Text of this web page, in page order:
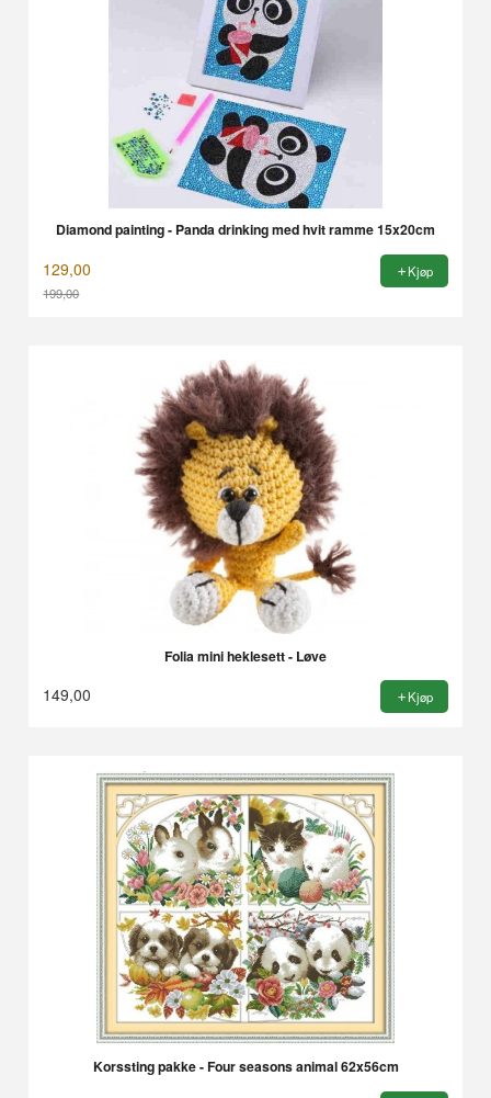
Diamond painting - Panda drinking med hvit ramme 15x20cm
129,00
199,00
Kjøp
Folia mini heklesett - Løve
149,00 Kjøp
Korssting pakke - Four seasons animal 62x56cm